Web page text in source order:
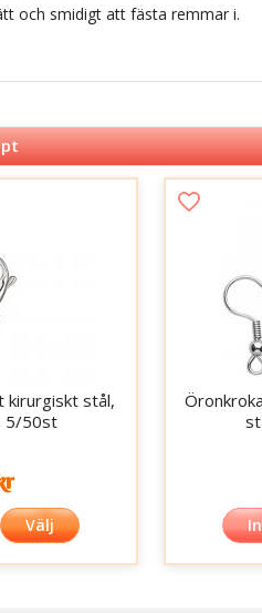
och smidigt att fästa remmar i.
kirurgiskt stål,
5/50st
Välj